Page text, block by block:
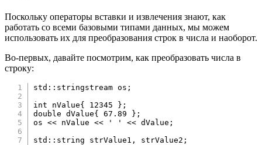
Поскольку операторы вставки и извлечения знают, как
работать со всеми базовыми типами данных, мы можем
использовать их для преобразования строк в числа и наоборот.
Во-первых, давайте посмотрим, как преобразовать числа в
строку:
std :: stringstream os ;
int nValue{ 12345 } ;
double dValue{ 67.89 } ;
os << nValue << ' ' << dValue ;
std :: string strValue1 , strValue2 ;